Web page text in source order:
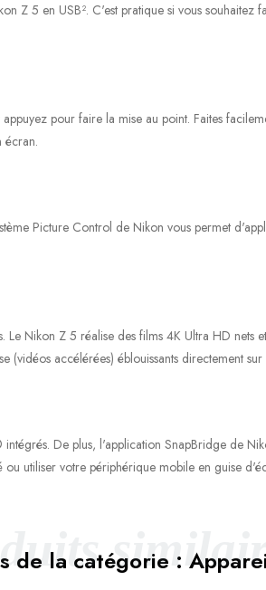
Z 5 en USB². C'est pratique si vous
pour faire la mise au point. Faites
écran.
Picture Control de Nikon vous permet
Le Nikon Z 5 réalise des films 4K Ultra HD nets
accélérées) éblouissants directement
De plus, l'application SnapBridge de
utiliser votre périphérique mobile en guise
de la catégorie :